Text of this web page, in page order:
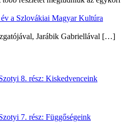
a Szlovákiai Magyar Kultúra
Jarábik Gabriellával […]
8. rész: Kiskedvenceink
7. rész: Függőségeink